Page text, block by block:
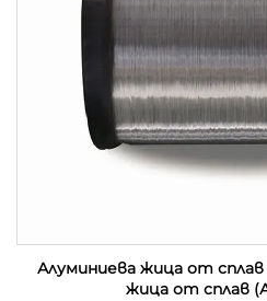
Алуминиева жица от
жица от сплав